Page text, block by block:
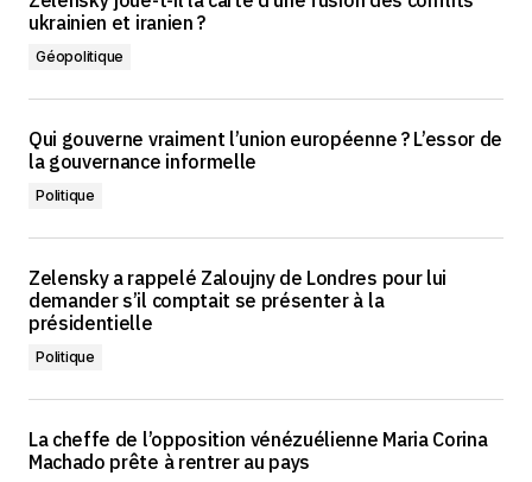
ukrainien et iranien ?
Géopolitique
Qui gouverne vraiment l’union européenne ? L’essor de
la gouvernance informelle
Politique
Zelensky a rappelé Zaloujny de Londres pour lui
demander s’il comptait se présenter à la
présidentielle
Politique
La cheffe de l’opposition vénézuélienne Maria Corina
Machado prête à rentrer au pays